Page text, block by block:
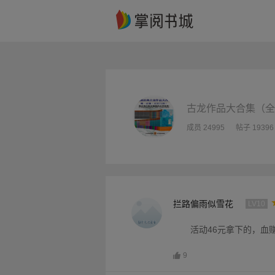
古龙作品大合集（
成员 24995 帖子 19396
拦路偏雨似雪花
活动46元拿下的，血
9